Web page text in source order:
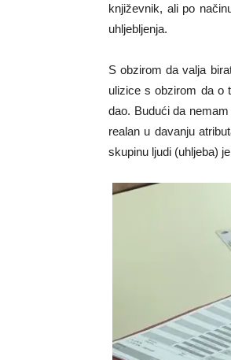
književnik, ali po
uhljebljenja.
S obzirom da valja
ulizice s obzirom da o
dao. Budući da
realan u davanju
skupinu ljudi (uhljeba)